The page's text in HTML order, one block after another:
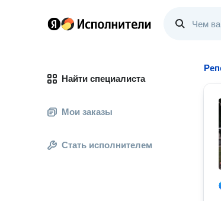
Найти специалиста
Мои заказы
Стать исполнителем